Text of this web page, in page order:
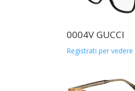
0004V GUCCI
Registrati per vedere